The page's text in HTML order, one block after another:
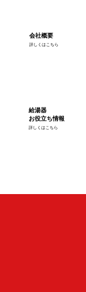
詳しくはこちら
会社概要
詳しくはこちら
給湯器
お役立ち情報